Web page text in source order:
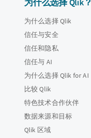
为什么选择 Qlik
信任与安全
信任和隐私
信任与 AI
为什么选择 Qlik for AI
比较 Qlik
特色技术合作伙伴
数据来源和目标
Qlik 区域